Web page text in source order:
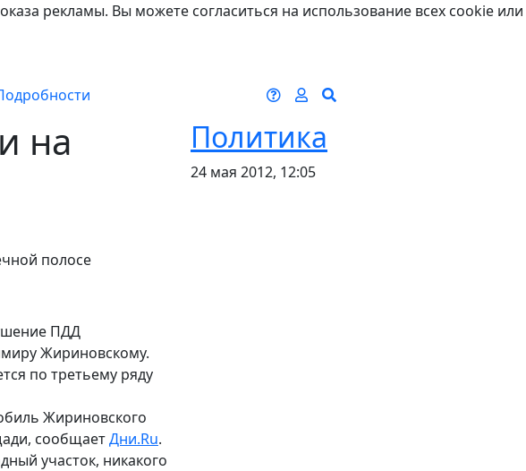
рекламы. Вы можете согласиться на использование всех cookie или
на
Политика
24 мая 2012, 12:05
полосе
ПДД
Жириновскому.
по третьему ряду
Жириновского
сообщаетДни.Ru.
участок, никакого